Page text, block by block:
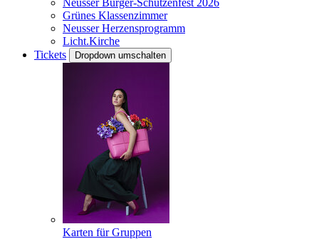
Neusser Bürger-Schützenfest 2026
Grünes Klassenzimmer
Neusser Herzensprogramm
Licht.Kirche
Tickets
Dropdown umschalten
Karten für Gruppen